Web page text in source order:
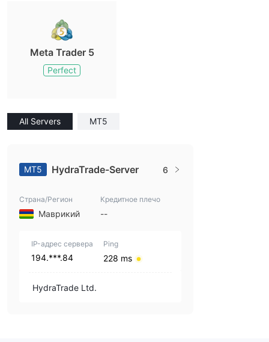
Meta Trader 5
Perfect
All Servers MT5
MT5 HydraTrade-Server 6
Страна/Регион
Маврикий
Кредитное плечо
--
IP-адрес сервера
194.***.84
Ping
228 ms
HydraTrade Ltd.